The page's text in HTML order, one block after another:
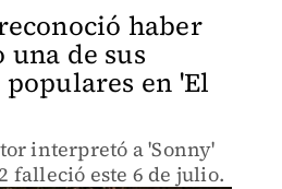
haber
de sus
populares en 'El
interpretó a 'Sonny'
falleció este 6 de julio.